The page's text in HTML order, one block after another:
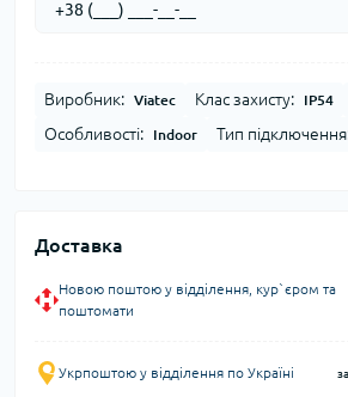
Виробник: Viatec Клас захисту: IP54
Особливості: Indoor Тип
Доставка
Новою поштою у відділення, кур`єром та
поштомати
Укрпоштою у відділення по Україні